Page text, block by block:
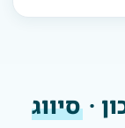
סיווג